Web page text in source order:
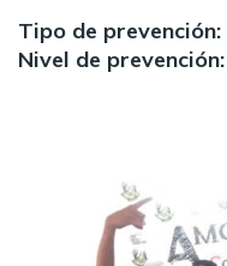
Tipo de prevención:
Nivel de prevención: